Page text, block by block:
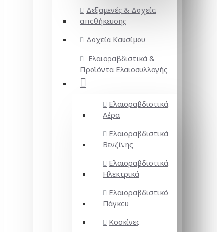
Δεξαμενές & Δοχεία
αποθήκευσης
Δοχεία Καυσίμου
Ελαιοραβδιστικά &
Προϊόντα Ελαιοσυλλογής
Ελαιοραβδιστικά
Αέρα
Ελαιοραβδιστικά
Βενζίνης
Ελαιοραβδιστικά
Ηλεκτρικά
Ελαιοραβδιστικό
Πάγκου
Κοσκίνες